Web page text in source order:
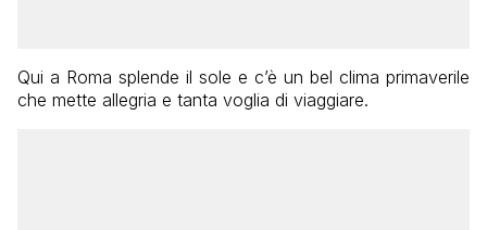
Qui a Roma splende il sole e c’è un bel clima primaverile
che mette allegria e tanta voglia di viaggiare.